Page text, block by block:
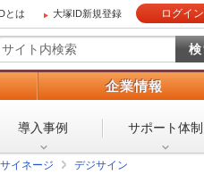
とは 大塚ID新規登録 ログイン
企業情報
導入事例 サポート体制
イネージ
デジサイン